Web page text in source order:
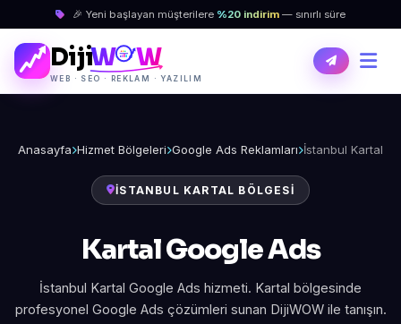
🎉 Yeni başlayan müşterilere %20 indirim — sınırlı süre
DijiW W
WEB · SEO · REKLAM · YAZILIM
Anasayfa Hizmet Bölgeleri Google Ads Reklamları İstanbul Kartal
İSTANBUL KARTAL BÖLGESI
Kartal Google Ads
İstanbul Kartal Google Ads hizmeti. Kartal bölgesinde
profesyonel Google Ads çözümleri sunan DijiWOW ile tanışın.